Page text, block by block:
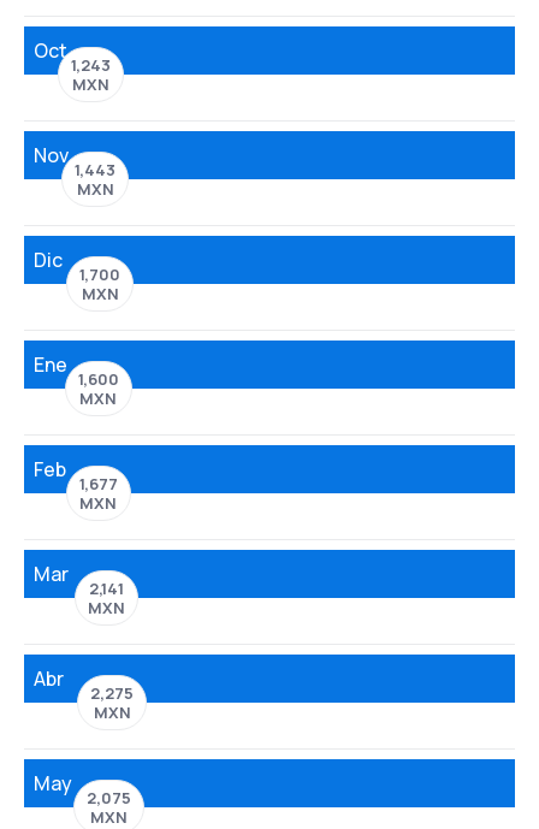
Oct
1,243
MXN
Nov
1,443
MXN
Dic
1,700
MXN
Ene
1,600
MXN
Feb
1,677
MXN
Mar
2,141
MXN
Abr
2,275
MXN
May
2,075
MXN